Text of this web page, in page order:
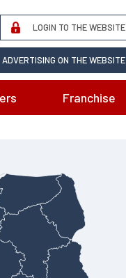
LOGIN TO THE WEBSITE
ADVERTISING ON THE WEBSITE
Franchise